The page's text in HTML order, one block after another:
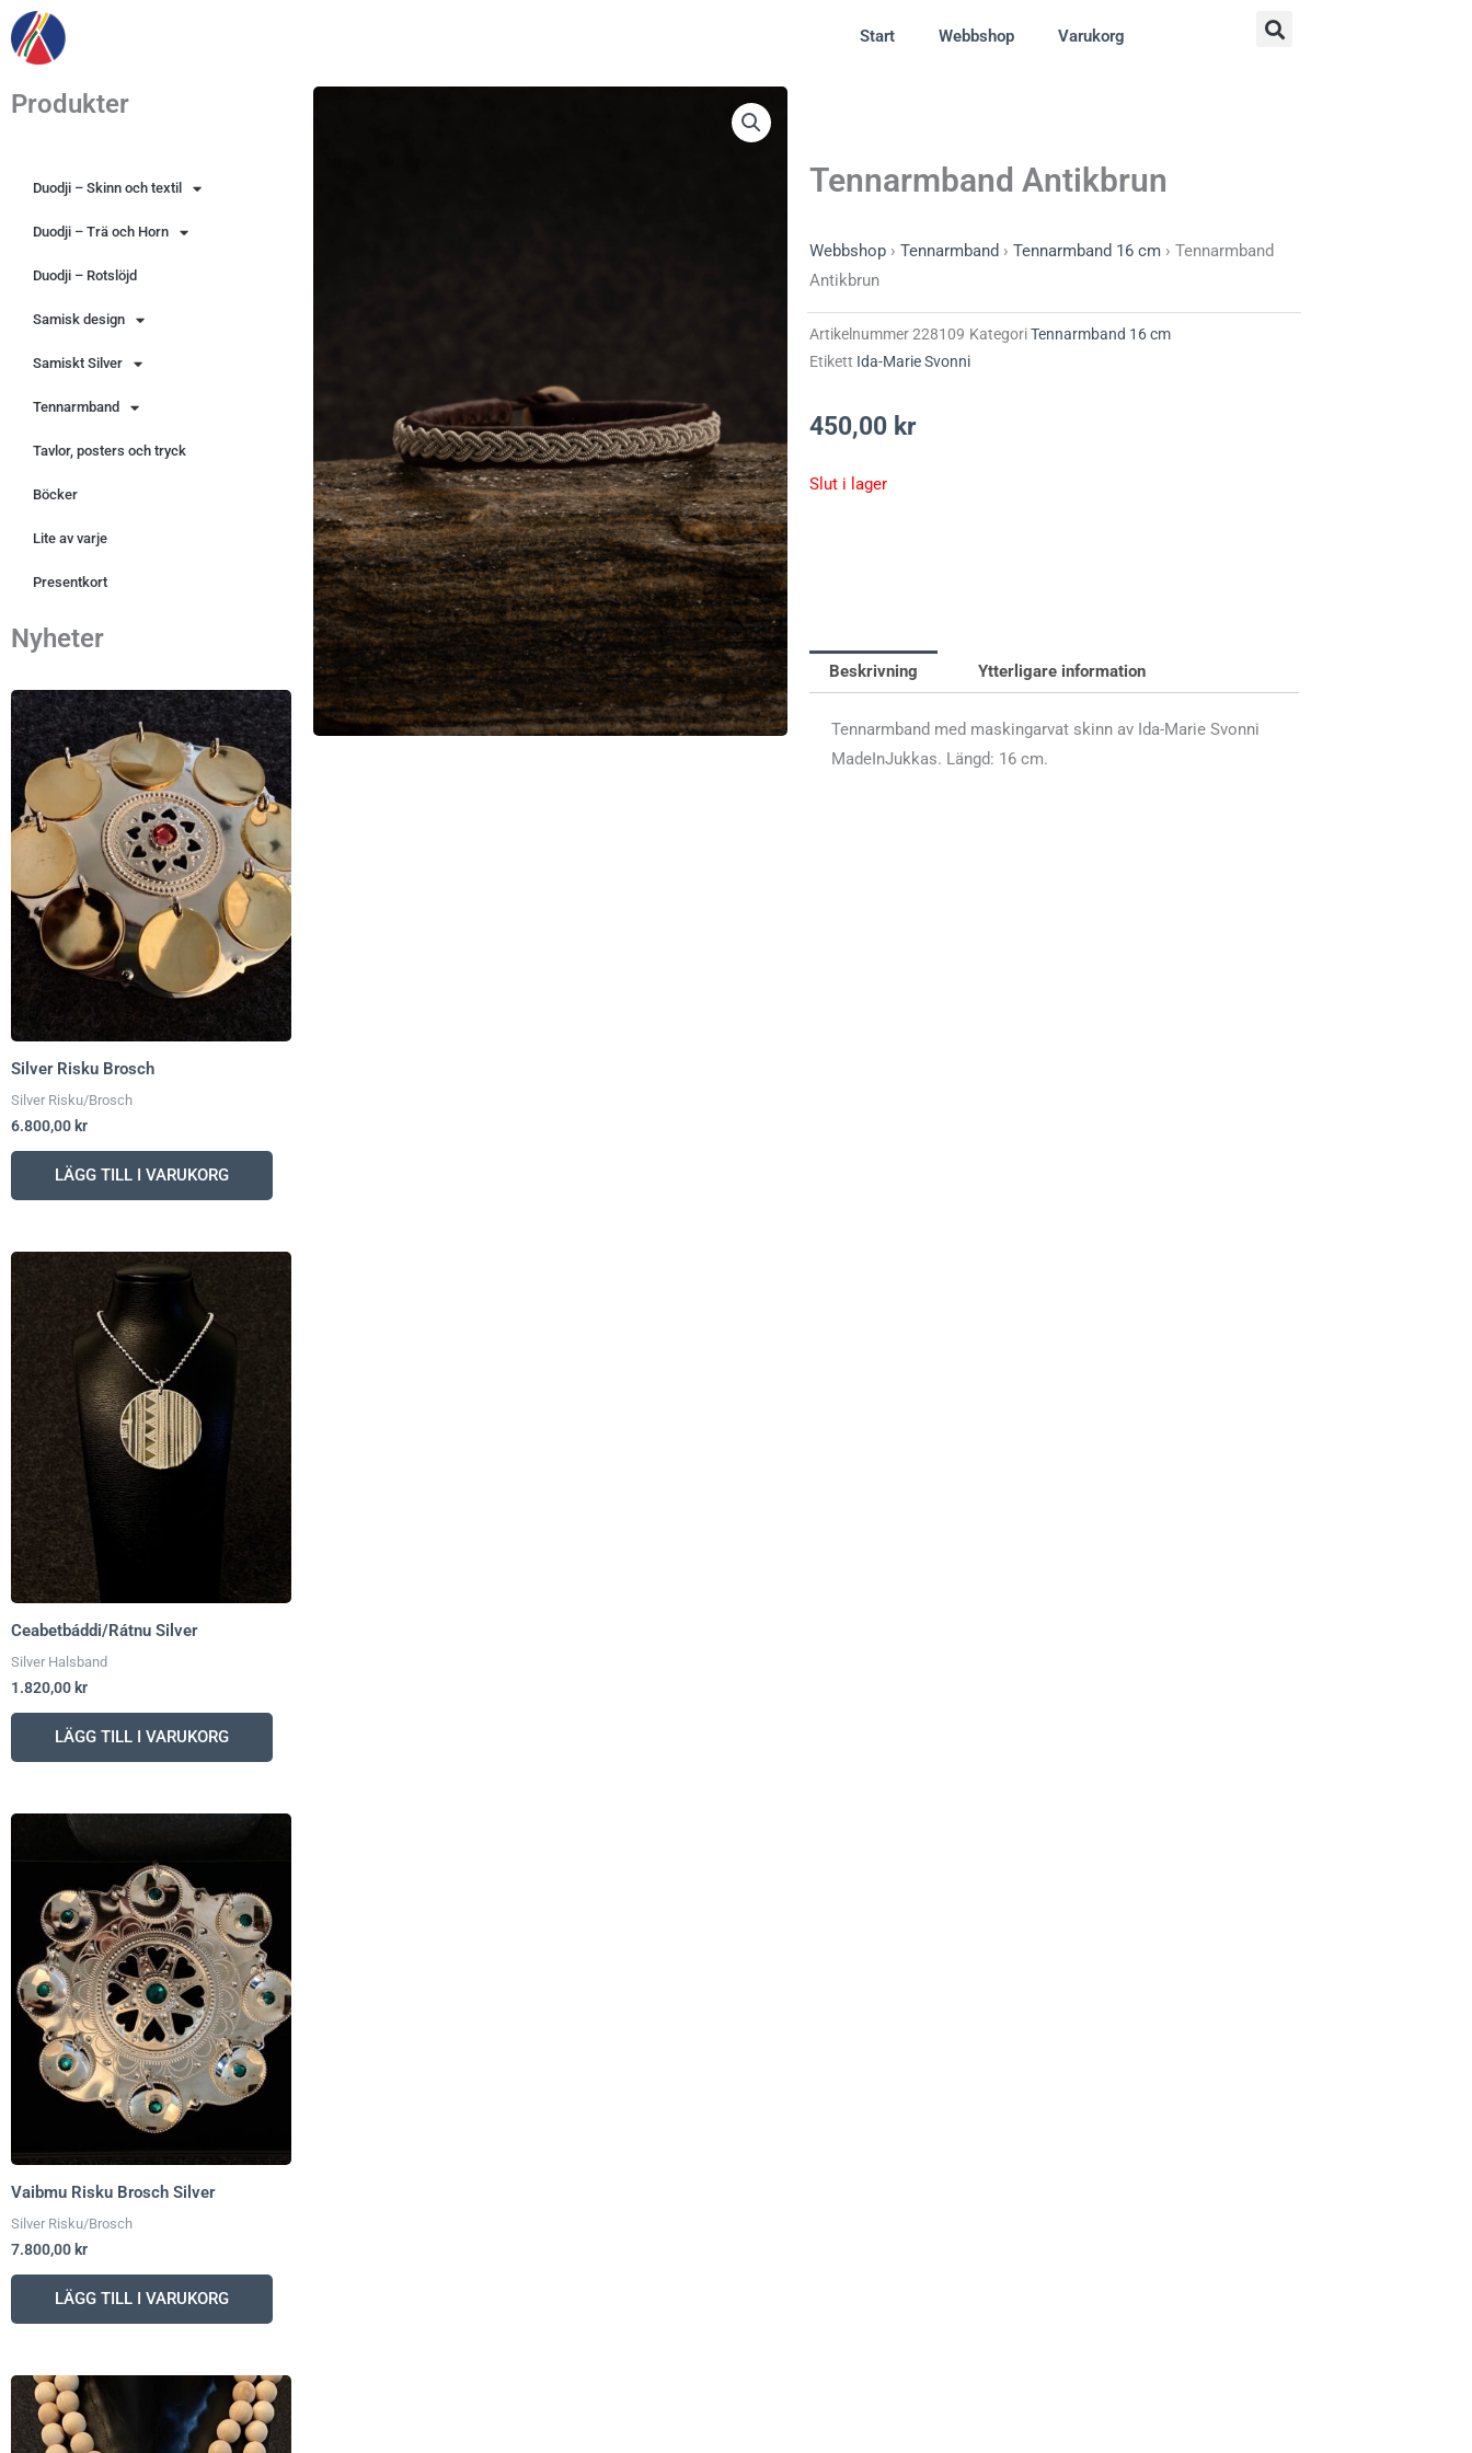
Hoppa
till
Start Webbshop Varukorg
Produkter
Duodji – Skinn och textil
Duodji – Trä och Horn
Duodji – Rotslöjd
Samisk design
Samiskt Silver
Tennarmband
Tavlor, posters och tryck
Böcker
Lite av varje
Presentkort
Nyheter
Silver Risku Brosch
Silver Risku/Brosch
6.800,00 kr
LÄGG TILL I VARUKORG
Ceabetbáddi/Rátnu Silver
Silver Halsband
1.820,00 kr
LÄGG TILL I VARUKORG
Vaibmu Risku Brosch Silver
Silver Risku/Brosch
7.800,00 kr
LÄGG TILL I VARUKORG
Tennarmband Antikbrun
Webbshop › Tennarmband › Tennarmband 16 cm › Tennarmband
Antikbrun
Artikelnummer228109 KategoriTennarmband 16 cm
Etikett Ida-Marie Svonni
450,00 kr
Slut i lager
Beskrivning Ytterligare information
Tennarmband med maskingarvat skinn av Ida-Marie Svonni
MadeInJukkas. Längd: 16 cm.